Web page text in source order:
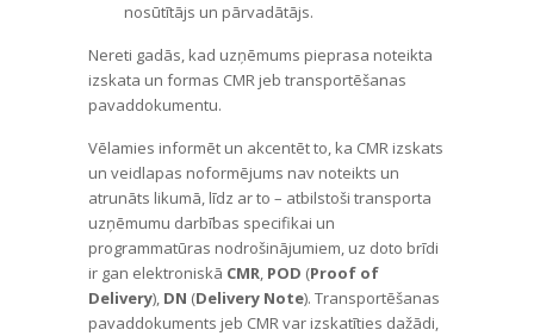
nosūtītājs un pārvadātājs.
Nereti gadās, kad uzņēmums pieprasa noteikta
izskata un formas CMR jeb transportēšanas
pavaddokumentu.
Vēlamies informēt un akcentēt to, ka CMR izskats
un veidlapas noformējums nav noteikts un
atrunāts likumā, līdz ar to – atbilstoši transporta
uzņēmumu darbības specifikai un
programmatūras nodrošinājumiem, uz doto brīdi
ir gan elektroniskā CMR, POD (Proof of
Delivery), DN (Delivery Note). Transportēšanas
pavaddokuments jeb CMR var izskatīties dažādi,